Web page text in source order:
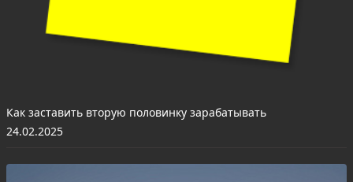
Как заставить вторую половинку зарабатывать
24.02.2025